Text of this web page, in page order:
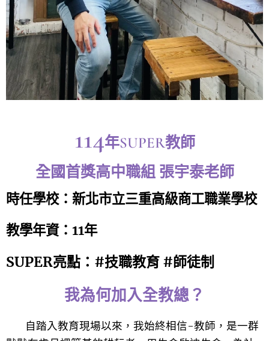
114年SUPER教師
全國首獎高中職組 張宇泰老師
時任學校：新北市立三重高級商工職業學校
教學年資：11年
SUPER亮點：#技職教育 #師徒制
我為何加入全教總？
自踏入教育現場以來，我始終相信-教師，是一群